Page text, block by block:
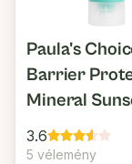
Paula's
Barrier
Mineral
SPF30
3.6
5 vélemény